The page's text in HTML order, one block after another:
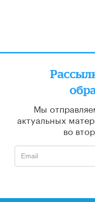
Мы
актуальных
во